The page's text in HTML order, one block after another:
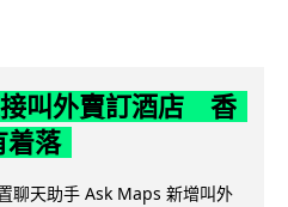
叫外賣訂酒店 香
着落
聊天助手 Ask Maps 新增叫外